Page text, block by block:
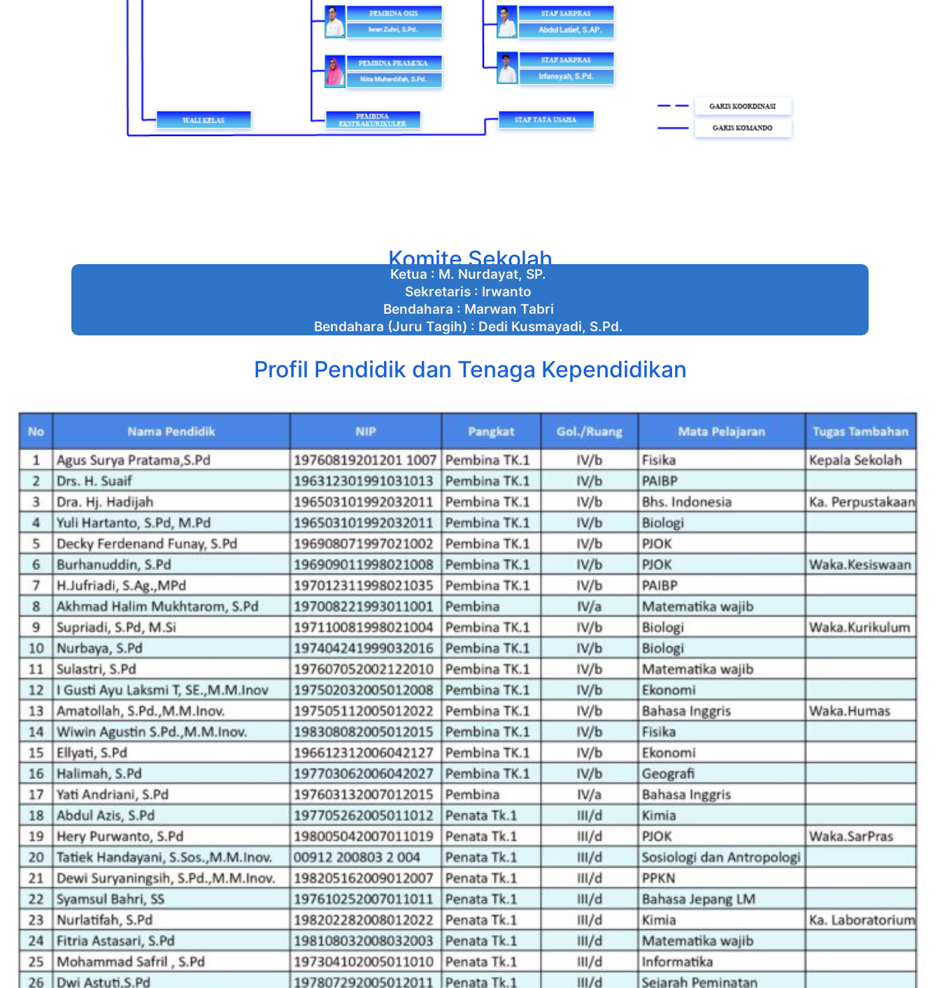
Komite Sekolah
Ketua : M. Nurdayat, SP.
Sekretaris : Irwanto
Bendahara : Marwan Tabri
Bendahara (Juru Tagih) : Dedi Kusmayadi, S.Pd.
Profil Pendidik dan Tenaga Kependidikan